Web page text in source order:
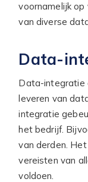
voornamelijk
van diverse
Data-
Data-integratie
leveren van
integratie
het bedrijf.
van derden.
vereisten van
voldoen.